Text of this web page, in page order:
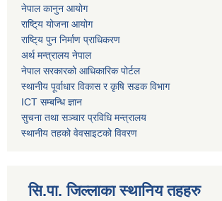
नेपाल कानुन आयोग
राष्टि्य योजना आयोग
राष्टि्य पुन निर्माण प्राधिकरण
अर्थ मन्त्रालय नेपाल
नेपाल सरकारको आधिकारिक पोर्टल
स्थानीय पूर्वाधार विकास र कृषि सडक विभाग
ICT सम्बन्धि ज्ञान
सुचना तथा सञ्चार प्रविधि मन्त्रालय
स्थानीय तहको वेवसाइटको विवरण
सि.पा. जिल्लाका स्थानिय तहहरु